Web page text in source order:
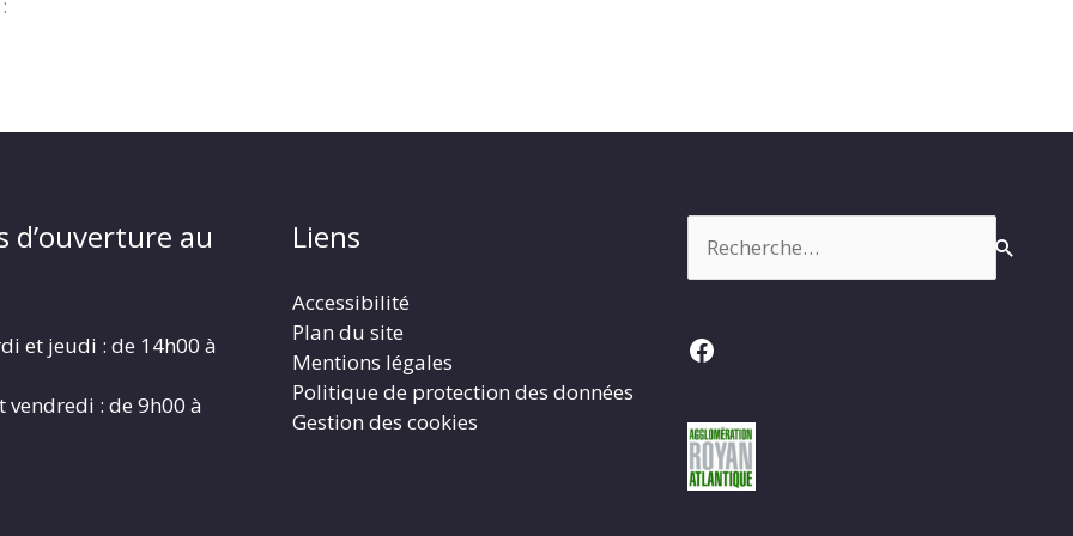
d’ouverture au
et jeudi : de 14h00 à
vendredi : de 9h00 à
Liens
Accessibilité
Plan du site
Mentions légales
Politique de protection des données
Gestion des cookies
Facebook